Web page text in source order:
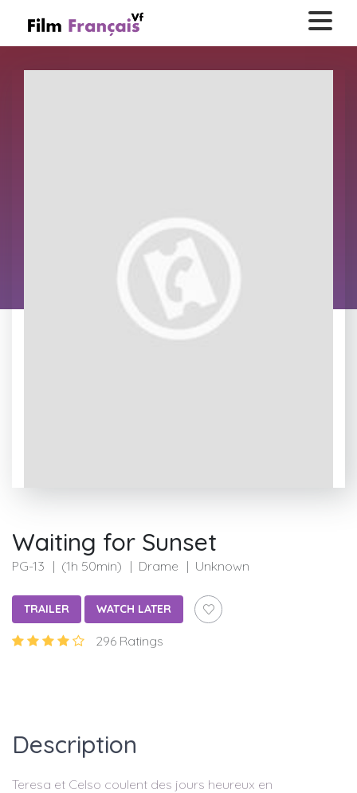
Waiting for Sunset
PG-13 (1h 50min) Drame Unknown
TRAILER WATCH LATER
296 Ratings
Description
Teresa et Celso coulent des jours heureux en